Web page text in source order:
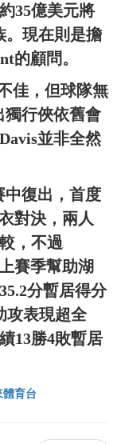
35億美元將
。現在則是擔
的顧問。
佳，但球隊無
獨行俠依舊會
並非全然
中復出，首度
對決，兩人
，不過
賽季幫助湖
分暫居得分
攻表現超全
13勝4敗暫居
體育台